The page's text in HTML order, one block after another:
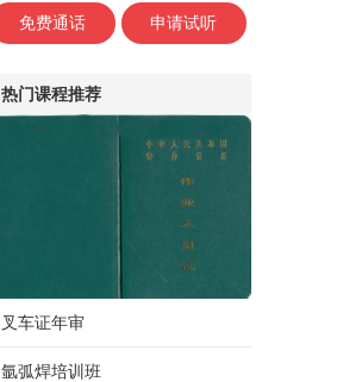
免费通话 申请试听
热门课程推荐
叉车证年审
氩弧焊培训班